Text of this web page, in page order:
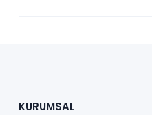
KURUMSAL